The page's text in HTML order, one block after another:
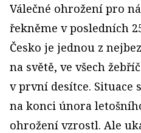
Válečné ohrožení pro
řekněme v posledních
Česko je jednou z
na světě, ve všech
v první desítce. Situace
na konci února
ohrožení vzrostl. Ale